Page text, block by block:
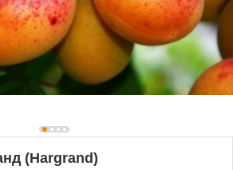
(Hargrand)